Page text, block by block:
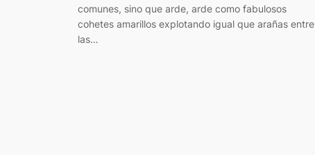
comunes, sino que arde, arde como fabulosos
cohetes amarillos explotando igual que arañas entre
las…